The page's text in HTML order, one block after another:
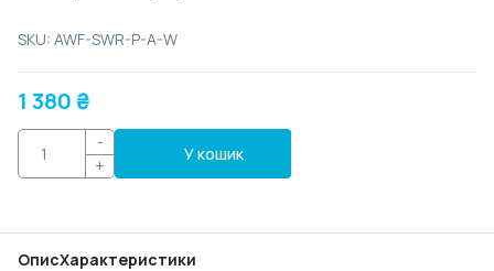
SKU: AWF-SWR-P-A-W
1 380₴
-
+
У кошик
ОписХарактеристики